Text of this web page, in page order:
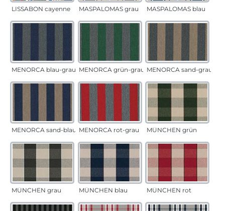
LISSABON cayenne MASPALOMAS grau MASPALOMAS blau
MENORCA blau-grau MENORCA grün-grau MENORCA sand-grau
MENORCA sand-blau MENORCA rot-grau MÜNCHEN grün
MÜNCHEN grau MÜNCHEN blau MÜNCHEN rot